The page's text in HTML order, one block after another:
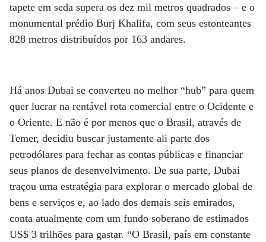
tapete em seda supera os dez mil metros quadrados – e o
monumental prédio Burj Khalifa, com seus estonteantes
828 metros distribuídos por 163 andares.
Há anos Dubai se converteu no melhor “hub” para quem
quer lucrar na rentável rota comercial entre o Ocidente e
o Oriente. E não é por menos que o Brasil, através de
Temer, decidiu buscar justamente ali parte dos
petrodólares para fechar as contas públicas e financiar
seus planos de desenvolvimento. De sua parte, Dubai
traçou uma estratégia para explorar o mercado global de
bens e serviços e, ao lado dos demais seis emirados,
conta atualmente com um fundo soberano de estimados
US$ 3 trilhões para gastar. “O Brasil, país em constante